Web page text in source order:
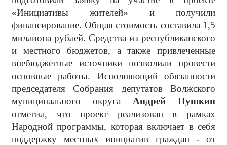
«Инициативы жителей» и получили
финансирование. Общая стоимость составила 1,5
миллиона рублей. Средства из республиканского
и местного бюджетов, а также привлеченные
внебюджетные источники позволили провести
основные работы. Исполняющий обязанности
председателя Собрания депутатов Волжского
муниципального округа Андрей Пушкин
отметил, что проект реализован в рамках
Народной программы, которая включает в себя
поддержку местных инициатив граждан - от